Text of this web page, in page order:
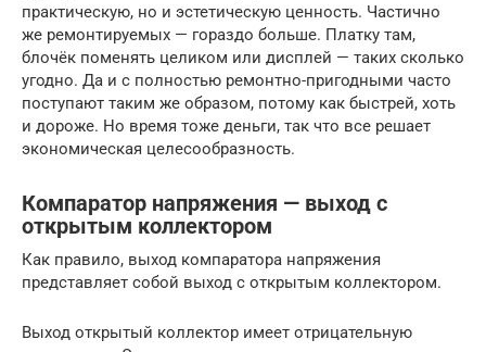
практическую, но и эстетическую ценность. Частично
же ремонтируемых — гораздо больше. Платку там,
блочёк поменять целиком или дисплей — таких сколько
угодно. Да и с полностью ремонтно-пригодными часто
поступают таким же образом, потому как быстрей, хоть
и дороже. Но время тоже деньги, так что все решает
экономическая целесообразность.
Компаратор напряжения — выход с
открытым коллектором
Как правило, выход компаратора напряжения
представляет собой выход с открытым коллектором.
Выход открытый коллектор имеет отрицательную